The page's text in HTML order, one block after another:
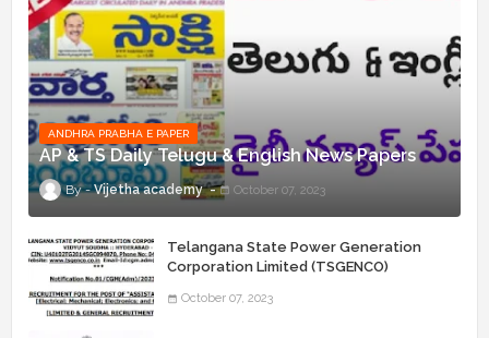
ANDHRA PRABHA E PAPER
AP & TS Daily Telugu & English News Papers
Vijetha academy October 07, 2023
Telangana State Power Generation
Corporation Limited (TSGENCO)
“Assistant Engineers" Posts
October 07, 2023